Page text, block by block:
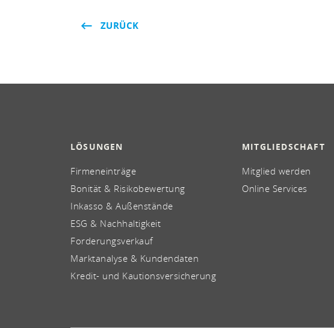
ZURÜCK
LÖSUNGEN
Firmeneinträge
Bonität & Risikobewertung
Inkasso & Außenstände
ESG & Nachhaltigkeit
Forderungsverkauf
Marktanalyse & Kundendaten
Kredit- und Kautionsversicherung
MITGLIEDSCHAFT
Mitglied werden
Online Services